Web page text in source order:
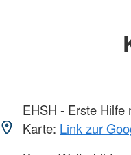
EHSH - Erste Hilfe
Karte: Link zur